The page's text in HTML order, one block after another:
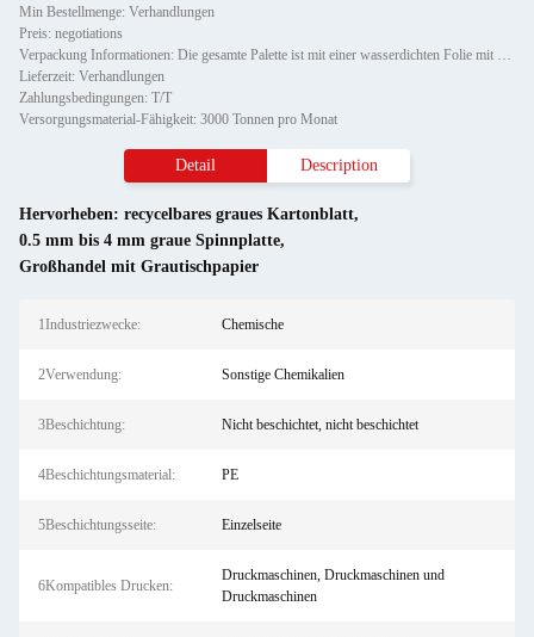
Min Bestellmenge: Verhandlungen
Preis: negotiations
Verpackung Informationen: Die gesamte Palette ist mit einer wasserdichten Folie mit einem Papier-Eckschutz gewickelt und mit z
Lieferzeit: Verhandlungen
Zahlungsbedingungen: T/T
Versorgungsmaterial-Fähigkeit: 3000 Tonnen pro Monat
Detail Description
Hervorheben: recycelbares graues Kartonblatt,
0.5 mm bis 4 mm graue Spinnplatte,
Großhandel mit Grautischpapier
1Industriezwecke: Chemische
2Verwendung: Sonstige Chemikalien
3Beschichtung: Nicht beschichtet, nicht beschichtet
4Beschichtungsmaterial: PE
5Beschichtungsseite: Einzelseite
6Kompatibles Drucken:
Druckmaschinen, Druckmaschinen und
Druckmaschinen